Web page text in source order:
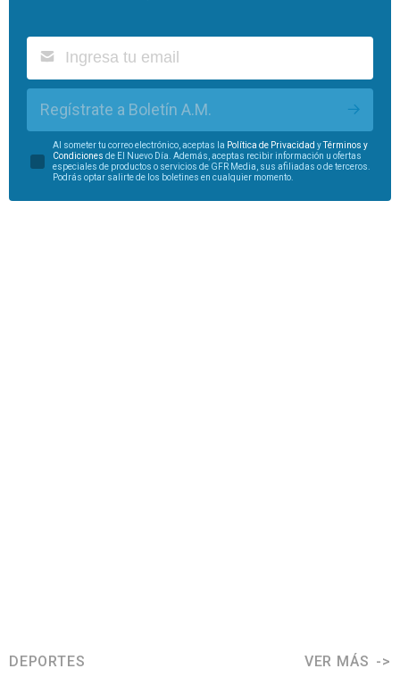
Regístrate a Boletín A.M.
Al someter tu correo electrónico, aceptas la Política de Privacidad yTérminos y
Condiciones de El Nuevo Día. Además, aceptas recibir información u ofertas
especiales de productos o servicios de GFR Media, sus afiliadas o de terceros.
Podrás optar salirte de los boletines en cualquier momento.
DEPORTES VER MÁS